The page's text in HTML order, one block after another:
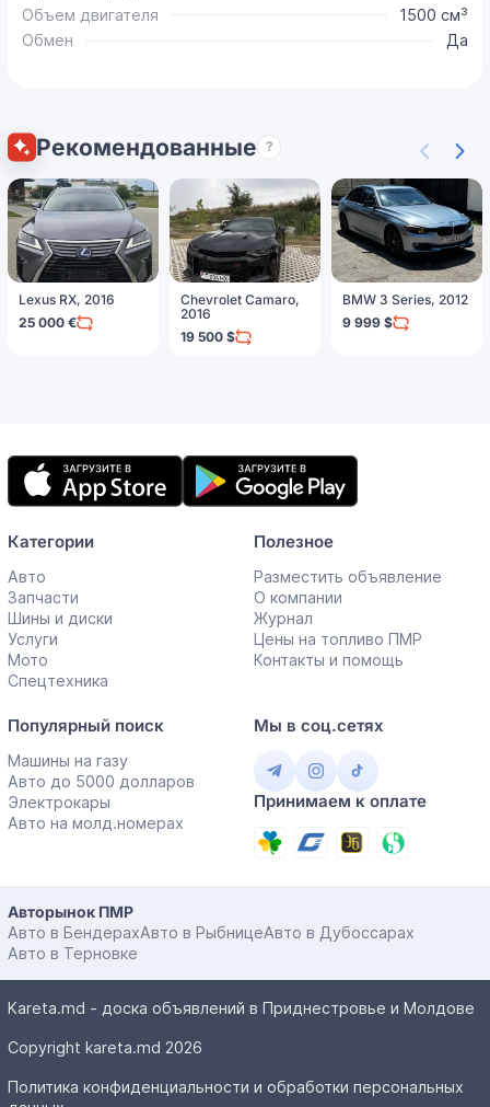
Объем двигателя
1500 см³
Обмен
Да
Рекомендованные ?
Lexus RX, 2016
25 000 €
Chevrolet Camaro,
2016
19 500 $
BMW 3 Series, 2012
9 999 $
Мобильное
приложение
Категории
Авто
Запчасти
Шины и диски
Услуги
Мото
Спецтехника
Полезное
Разместить объявление
О компании
Журнал
Цены на топливо ПМР
Контакты и помощь
Популярный поиск
Машины на газу
Авто до 5000 долларов
Электрокары
Авто на молд.номерах
Мы в соц.сетях
Принимаем к оплате
Авторынок ПМР
Авто в БендерахАвто в РыбницеАвто в Дубоссарах
Авто в Терновке
Kareta.md - доска объявлений в Приднестровье и Молдове
Copyright kareta.md 2026
Политика конфиденциальности и обработки персональных